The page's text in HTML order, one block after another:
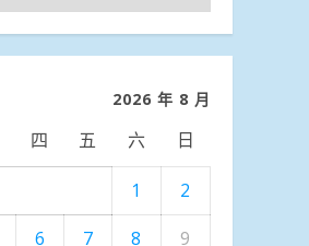
2026 年 8 月
四 五 六 日
1
2
6 7 8 9